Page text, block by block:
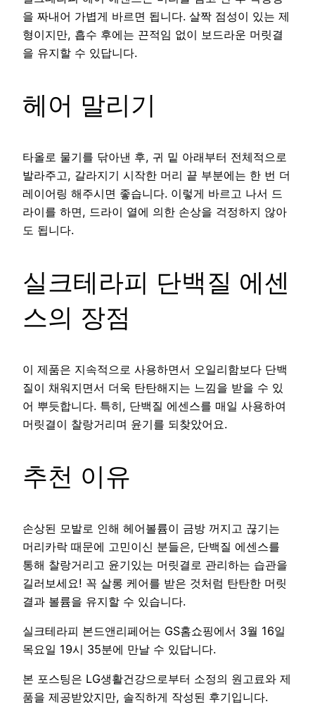
을 짜내어 가볍게 바르면 됩니다. 살짝 점성이 있는 제
형이지만, 흡수 후에는 끈적임 없이 보드라운 머릿결
을 유지할 수 있답니다.
헤어 말리기
타올로 물기를 닦아낸 후, 귀 밑 아래부터 전체적으로
발라주고, 갈라지기 시작한 머리 끝 부분에는 한 번 더
레이어링 해주시면 좋습니다. 이렇게 바르고 나서 드
라이를 하면, 드라이 열에 의한 손상을 걱정하지 않아
도 됩니다.
실크테라피 단백질 에센
스의 장점
이 제품은 지속적으로 사용하면서 오일리함보다 단백
질이 채워지면서 더욱 탄탄해지는 느낌을 받을 수 있
어 뿌듯합니다. 특히, 단백질 에센스를 매일 사용하여
머릿결이 찰랑거리며 윤기를 되찾았어요.
추천 이유
손상된 모발로 인해 헤어볼륨이 금방 꺼지고 끊기는
머리카락 때문에 고민이신 분들은, 단백질 에센스를
통해 찰랑거리고 윤기있는 머릿결로 관리하는 습관을
길러보세요! 꼭 살롱 케어를 받은 것처럼 탄탄한 머릿
결과 볼륨을 유지할 수 있습니다.
실크테라피 본드앤리페어는 GS홈쇼핑에서 3월 16일
목요일 19시 35분에 만날 수 있답니다.
본 포스팅은 LG생활건강으로부터 소정의 원고료와 제
품을 제공받았지만, 솔직하게 작성된 후기입니다.